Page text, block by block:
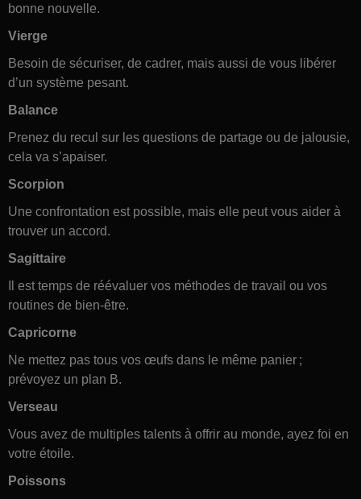
bonne nouvelle.
Vierge
Besoin de sécuriser, de cadrer, mais aussi de vous libérer
d’un système pesant.
Balance
Prenez du recul sur les questions de partage ou de jalousie,
cela va s’apaiser.
Scorpion
Une confrontation est possible, mais elle peut vous aider à
trouver un accord.
Sagittaire
Il est temps de réévaluer vos méthodes de travail ou vos
routines de bien-être.
Capricorne
Ne mettez pas tous vos œufs dans le même panier ;
prévoyez un plan B.
Verseau
Vous avez de multiples talents à offrir au monde, ayez foi en
votre étoile.
Poissons